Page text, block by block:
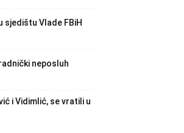
sjedištu Vlade FBiH
neposluh
i Vidimlić, se vratili u